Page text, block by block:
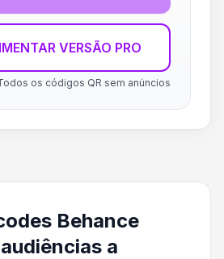
VERSÃO PRO
os códigos QR sem anúncios
Behance
a